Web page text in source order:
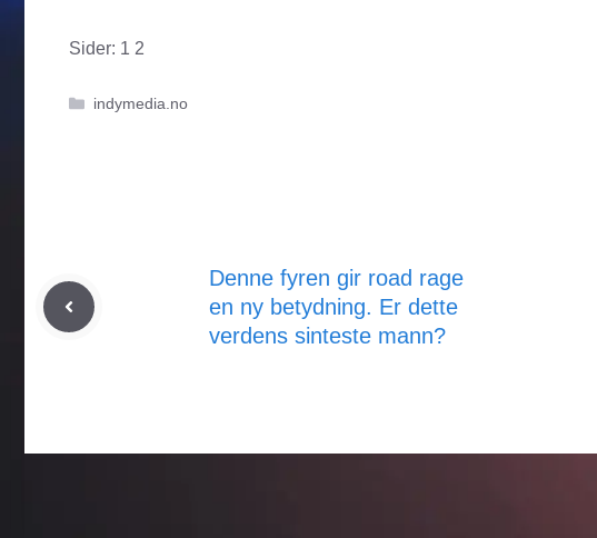
Sider: 1 2
Kategorier
indymedia.no
Denne fyren gir road rage
en ny betydning. Er dette
verdens sinteste mann?